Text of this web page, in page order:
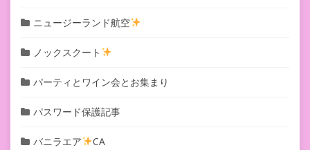
ニュージーランド航空
ノックスクート
パーティとワイン会とお集まり
パスワード保護記事
バニラエア CA